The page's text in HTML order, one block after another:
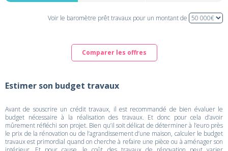
Voir le baromètre prêt travaux pour un montant de
Comparer les offres
Estimer son budget travaux
Avant de souscrire un crédit travaux, il est recommandé de bien évaluer le
budget nécessaire à la réalisation des travaux. Et donc pour cela d’avoir
mûrement réfléchi son projet. Bien qu’il soit délicat de déterminer à l’euro près
le prix de la rénovation ou de l’agrandissement d’une maison, calculer le budget
travaux est primordial quand on cherche à refaire une pièce ou à aménager son